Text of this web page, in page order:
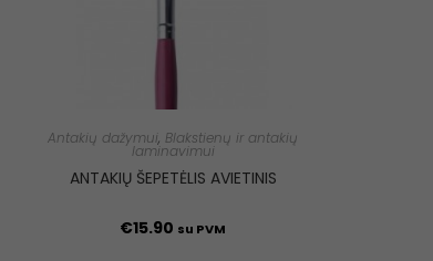
Antakių dažymui, Blakstienų ir antakių
laminavimui
ANTAKIŲ ŠEPETĖLIS AVIETINIS
€15.90 su PVM